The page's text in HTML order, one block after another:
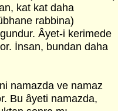
kat kat daha
rabbina)
Âyet-i kerimede
İnsan, bundan daha
namazda ve namaz
Bu âyeti namazda,